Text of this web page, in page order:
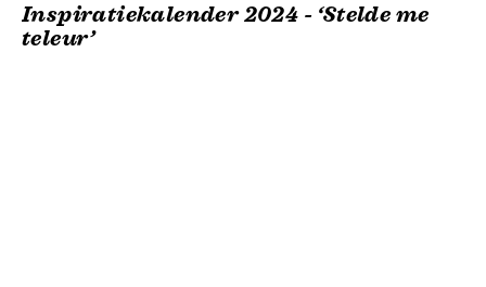
Inspiratiekalender 2024 - ‘Stelde me
teleur’